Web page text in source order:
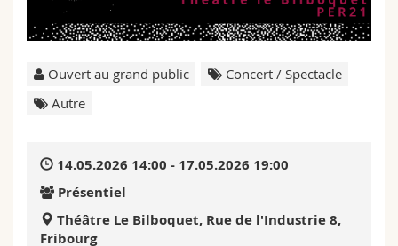
Sciences et médecine
Collaborateurs
Webmail
MyUnifr
Ouvert au grand public
Concert / Spectacle
Autre
14.05.2026 14:00 - 17.05.2026 19:00
Présentiel
Théâtre Le Bilboquet, Rue de l'Industrie 8,
Fribourg